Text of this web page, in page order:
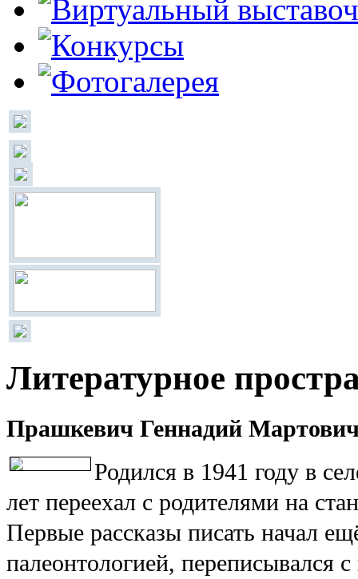
Литературное
Прашкевич Геннадий
Родился в 1941 году в
лет переехал с родителями на
Первые рассказы писать начал
палеонтологией,